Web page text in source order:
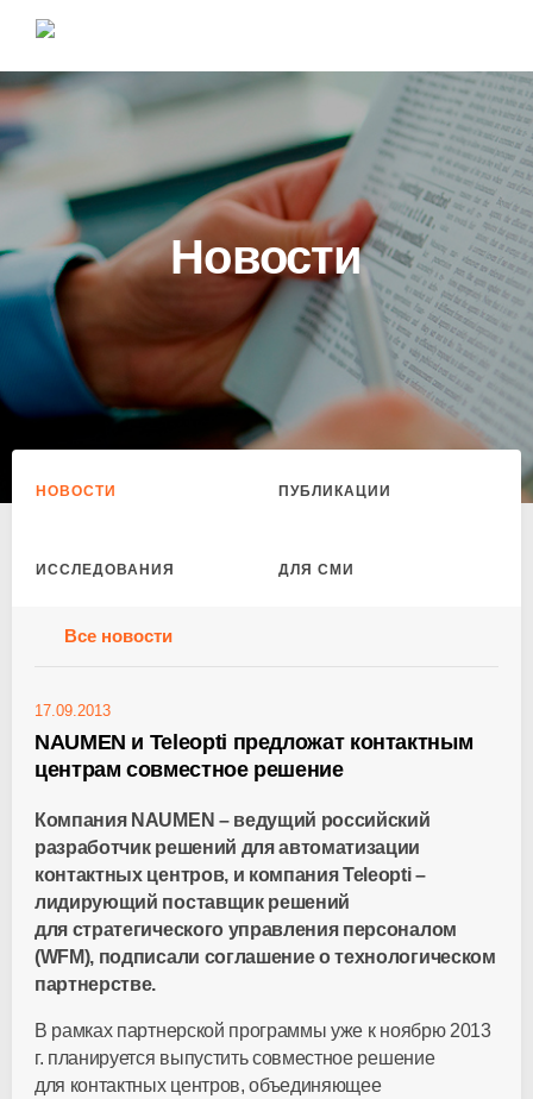
Новости
НОВОСТИ ПУБЛИКАЦИИ
ИССЛЕДОВАНИЯ ДЛЯ СМИ
Все новости
17.09.2013
NAUMEN и Teleopti предложат контактным
центрам совместное решение
Компания NAUMEN – ведущий российский
разработчик решений для автоматизации
контактных центров, и компания Teleopti –
лидирующий поставщик решений
для стратегического управления персоналом
(WFM), подписали соглашение о технологическом
партнерстве.
В рамках партнерской программы уже к ноябрю 2013
г. планируется выпустить совместное решение
для контактных центров, объединяющее